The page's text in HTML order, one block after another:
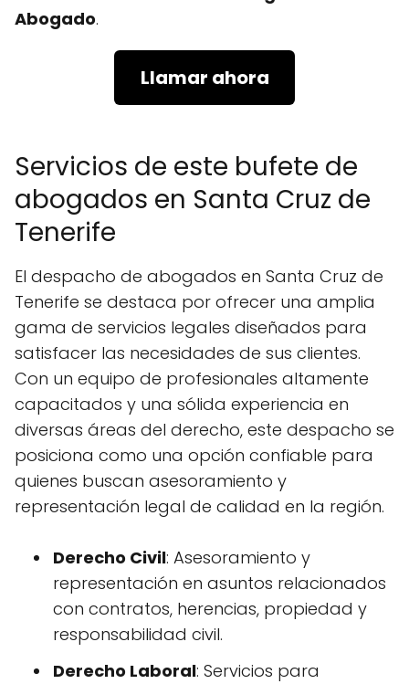
Abogado.
Llamar ahora
Servicios de este bufete de
abogados en Santa Cruz de
Tenerife
El despacho de abogados en Santa Cruz de
Tenerife se destaca por ofrecer una amplia
gama de servicios legales diseñados para
satisfacer las necesidades de sus clientes.
Con un equipo de profesionales altamente
capacitados y una sólida experiencia en
diversas áreas del derecho, este despacho se
posiciona como una opción confiable para
quienes buscan asesoramiento y
representación legal de calidad en la región.
Derecho Civil: Asesoramiento y
representación en asuntos relacionados
con contratos, herencias, propiedad y
responsabilidad civil.
Derecho Laboral: Servicios para